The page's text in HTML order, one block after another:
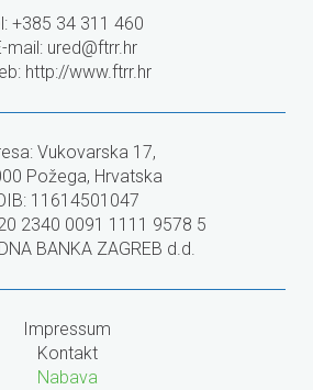
+385 34 311 460
mail: ured@ftrr.hr
http://www.ftrr.hr
Vukovarska 17,
Požega, Hrvatska
11614501047
2340 0091 1111 9578 5
BANKA ZAGREB d.d.
Impressum
Kontakt
Nabava